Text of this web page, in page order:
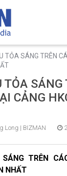
TỎA SÁNG TRÊN
SÁNG
CẢNG
Long | BIZMAN
SÁNG TRÊN
NHẤT